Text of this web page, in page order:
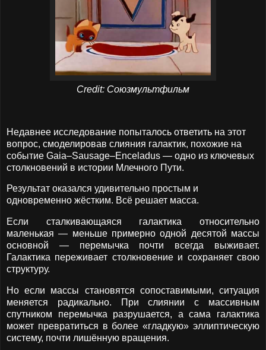
Credit: Союзмультфильм
Недавнее исследование попыталось ответить на этот
вопрос, смоделировав слияния галактик, похожие на
событие Gaia–Sausage–Enceladus — одно из ключевых
столкновений в истории Млечного Пути.
Результат оказался удивительно простым и
одновременно жёстким. Всё решает масса.
Если сталкивающаяся галактика относительно
маленькая — меньше примерно одной десятой массы
основной — перемычка почти всегда выживает.
Галактика переживает столкновение и сохраняет свою
структуру.
Но если массы становятся сопоставимыми, ситуация
меняется радикально. При слиянии с массивным
спутником перемычка разрушается, а сама галактика
может превратиться в более «гладкую» эллиптическую
систему, почти лишённую вращения.